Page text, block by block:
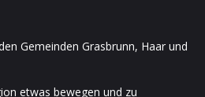
Gemeinden Grasbrunn, Haar und
etwas bewegen und zu